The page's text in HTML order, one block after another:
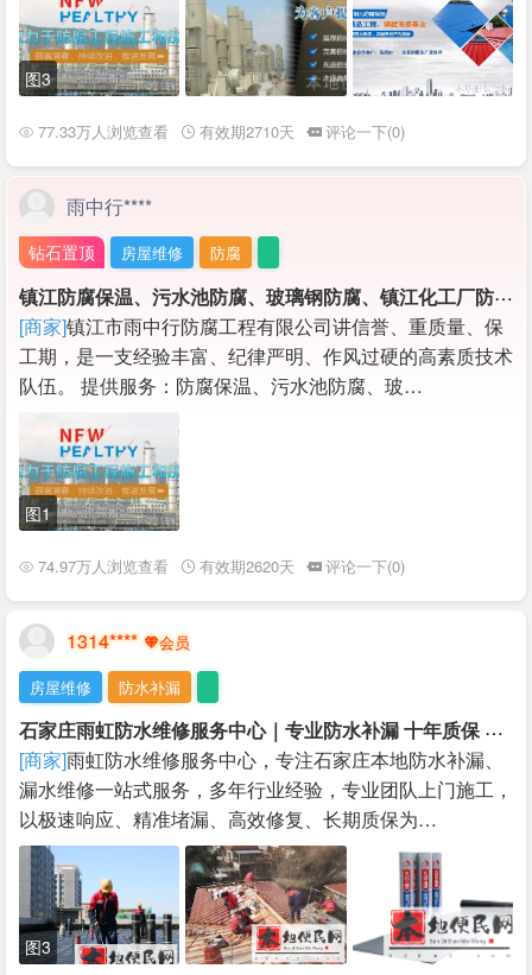
图3
77.33万人浏览查看 有效期2710天 评论一下(0)
雨中行****
钻石置顶 房屋维修 防腐
镇
江防腐保温、污水池防腐、玻璃钢防腐、镇江化工厂防腐保温，管道保温工程等施工
[商家]镇江市雨中行防腐工程有限公司讲信誉、重质量、保
工期，是一支经验丰富、纪律严明、作风过硬的高素质技术
队伍。 提供服务：防腐保温、污水池防腐、玻…
图1
74.97万人浏览查看 有效期2620天 评论一下(0)
1314****
房屋维修 防水补漏
石
家庄雨虹防水维修服务中心｜专业防水补漏 十年质保 快速上门
[商家]雨虹防水维修服务中心，专注石家庄本地防水补漏、
漏水维修一站式服务，多年行业经验，专业团队上门施工，
以极速响应、精准堵漏、高效修复、长期质保为…
图3